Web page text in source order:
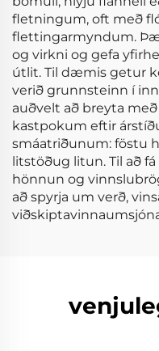
fletningum, oft með
flettingarmyndum.
og virkni og gefa
útlit. Til dæmis getur
verið grunnsteinn í
auðvelt að breyta
kastpokum eftir
smáatriðunum: föstu
litstöðug litun. Til að
hönnun og
að spyrja um verð,